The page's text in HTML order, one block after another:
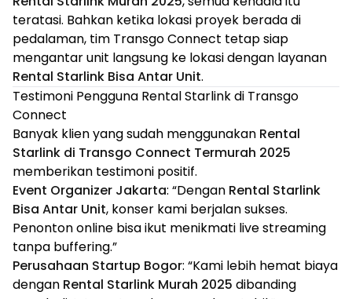
teratasi. Bahkan ketika lokasi proyek berada di
pedalaman, tim Transgo Connect tetap siap
mengantar unit langsung ke lokasi dengan layanan
Rental Starlink Bisa Antar Unit.
Testimoni Pengguna Rental Starlink di Transgo
Connect
Banyak klien yang sudah menggunakan Rental
Starlink di Transgo Connect Termurah 2025
memberikan testimoni positif.
Event Organizer Jakarta: “Dengan Rental Starlink
Bisa Antar Unit, konser kami berjalan sukses.
Penonton online bisa ikut menikmati live streaming
tanpa buffering.”
Perusahaan Startup Bogor: “Kami lebih hemat biaya
dengan Rental Starlink Murah 2025 dibanding